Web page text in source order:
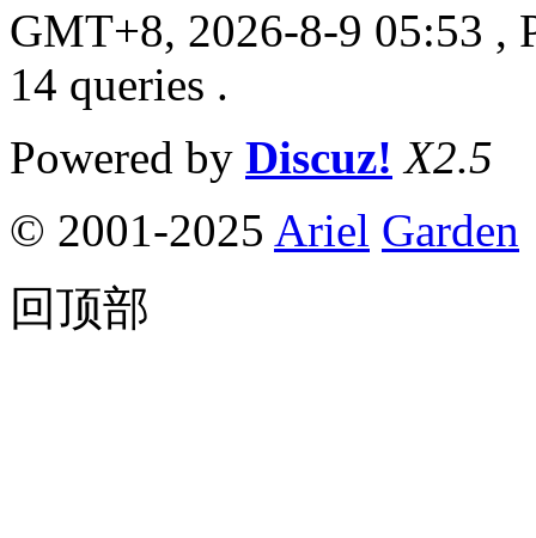
GMT+8, 2026-8-9 05:53 ,
14 queries .
Powered by Discuz! X2.5
© 2001-2025 Ariel Garden
回顶部